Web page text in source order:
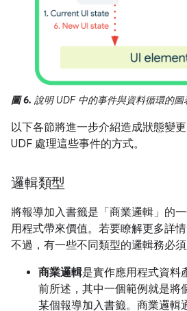
圖 6. 說明 UDF 中的事件與資料循環的圖
以下各節將進一步介紹造成狀態變
UDF 處理這些事件的方式。
邏輯類型
將報導加入書籤是「商業邏輯」 的
用程式帶來價值。若要瞭解更多詳
不過，有一些不同類型的邏輯務必須
商業邏輯是實作應用程式資料
前所述，其中一個範例就是將
某個報導加入書籤。商業邏輯